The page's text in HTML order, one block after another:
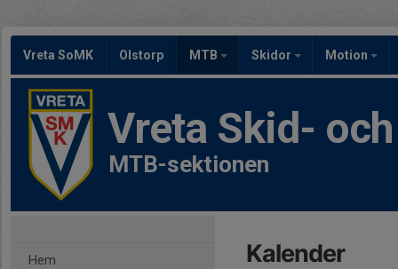
Vreta SoMK Olstorp MTB Skidor Motion
Vreta Skid-
MTB-sektionen
Hem Kalender